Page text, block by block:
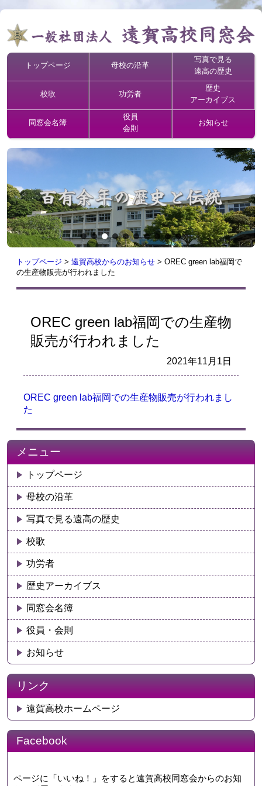
トップページ 母校の沿革
写真で見る
遠高の歴史
校歌 功労者
歴史
アーカイブス
同窓会名簿
役員
会則
お知らせ
トップページ > 遠賀高校からのお知らせ > OREC green lab福岡で
の生産物販売が行われました
OREC green lab福岡での生産物
販売が行われました
2021年11月1日
OREC green lab福岡での生産物販売が行われまし
た
メニュー
トップページ
母校の沿革
写真で見る遠高の歴史
校歌
功労者
歴史アーカイブス
同窓会名簿
役員・会則
お知らせ
リンク
遠賀高校ホームページ
Facebook
ページに「いいね！」をすると遠賀高校同窓会からのお知